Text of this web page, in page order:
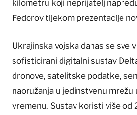
kilometru koji neprijatelj
Fedorov tijekom prezentacije
Ukrajinska vojska danas se sve
sofisticirani digitalni sustav
dronove, satelitske podatke,
naoružanja u jedinstvenu mrežu
vremenu. Sustav koristi više od